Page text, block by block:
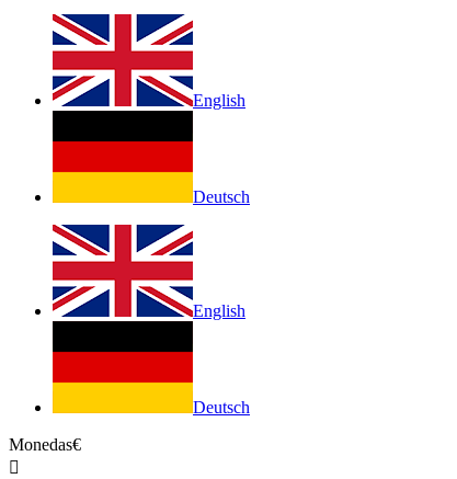
English
Deutsch
English
Deutsch
Monedas€
